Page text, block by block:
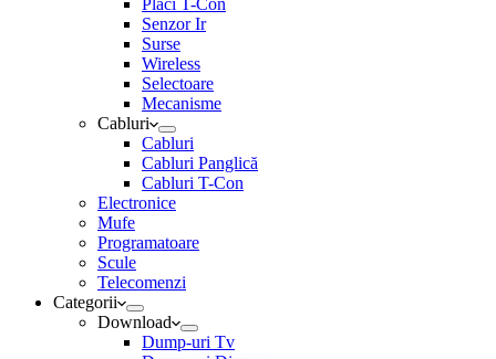
Plăci T-Con
Senzor Ir
Surse
Wireless
Selectoare
Mecanisme
Cabluri
Cabluri
Cabluri Panglică
Cabluri T-Con
Electronice
Mufe
Programatoare
Scule
Telecomenzi
Categorii
Download
Dump-uri Tv